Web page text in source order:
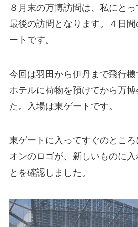
８月末の万博訪問は、私にと
最後の訪問となります。４日
ートです。
今回は羽田から伊丹まで飛行
ホテルに荷物を預けてから万
た。入場は東ゲートです。
東ゲートに入ってすぐのところ
オンのロゴが、新しいものに
とを確認しました。